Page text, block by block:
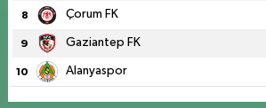
8 Çorum FK
9 Gaziantep FK
10 Alanyaspor